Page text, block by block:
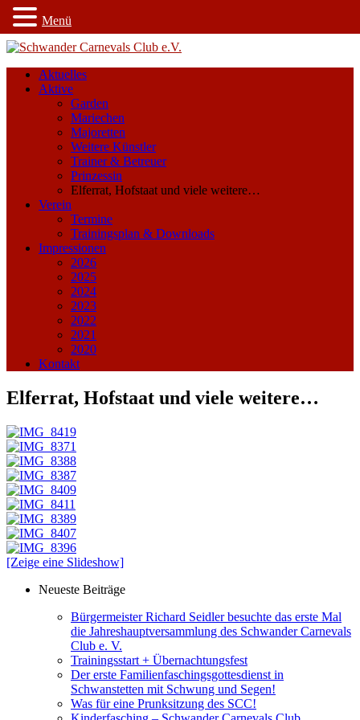
Aktuelles
Aktive
Garden
Mariechen
Majoretten
Weitere Künstler
Trainer & Betreuer
Prinzessin
Elferrat, Hofstaat und viele weitere…
Verein
Termine
Trainingsplan & Downloads
Impressionen
2026
2025
2024
2023
2022
2021
2020
Kontakt
Elferrat, Hofstaat und viele weitere…
[Zeige eine Slideshow]
Neueste Beiträge
Bürgermeister Richard Seidler besuchte das erste Mal
die Jahreshauptversammlung des Schwander Carnevals
Club e. V.
Trainingsstart + Übernachtungsfest
Der erste Familienfaschingsgottesdienst in
Schwanstetten mit Schwung und Segen!
Was für eine Prunksitzung des SCC!
Menü